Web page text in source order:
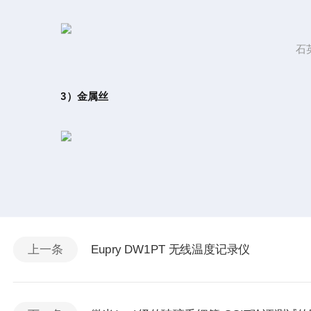
石
3）金属丝
上一条 Eupry DW1PT 无线温度记录仪